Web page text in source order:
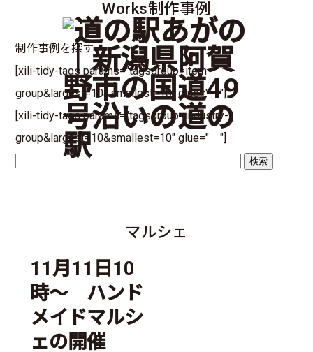
Works制作事例
制作事例を探す
[xili-tidy-tags params="tagsgroup=item-
group&largest=10&smallest=10" glue=" "]
[xili-tidy-tags params="tagsgroup=industry-
group&largest=10&smallest=10" glue=" "]
マルシェ
11月11日10
時～ ハンド
メイドマルシ
ェの開催